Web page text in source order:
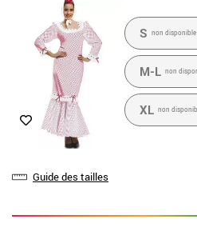
Guide des tailles
S non disponible
M-L non
XL non